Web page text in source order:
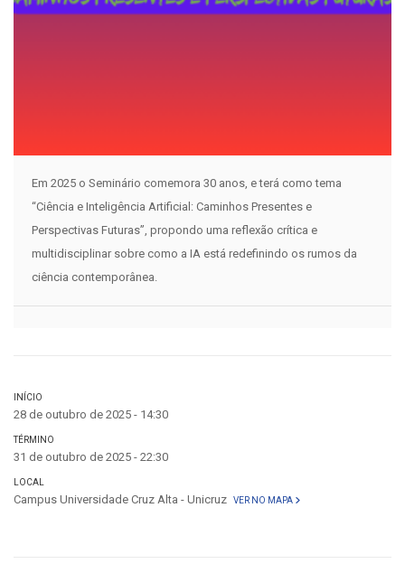
Em 2025 o Seminário comemora 30 anos, e terá como tema
“Ciência e Inteligência Artificial: Caminhos Presentes e
Perspectivas Futuras”, propondo uma reflexão crítica e
multidisciplinar sobre como a IA está redefinindo os rumos da
ciência contemporânea.
INÍCIO
28 de outubro de 2025 - 14:30
TÉRMINO
31 de outubro de 2025 - 22:30
LOCAL
Campus Universidade Cruz Alta - Unicruz VER NO MAPA